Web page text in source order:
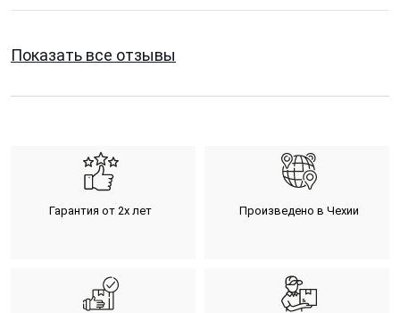
Показать все отзывы
Гарантия от 2х лет Произведено в Чехии